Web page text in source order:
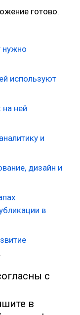
готово.
нужно
используют
на ней
и
дизайн и
в
.
с
в